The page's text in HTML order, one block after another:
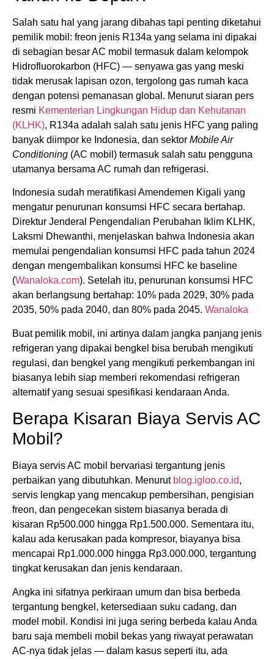
Salah satu hal yang jarang dibahas tapi penting diketahui
pemilik mobil: freon jenis R134a yang selama ini dipakai
di sebagian besar AC mobil termasuk dalam kelompok
Hidrofluorokarbon (HFC) — senyawa gas yang meski
tidak merusak lapisan ozon, tergolong gas rumah kaca
dengan potensi pemanasan global. Menurut siaran pers
resmi Kementerian Lingkungan Hidup dan Kehutanan
(KLHK), R134a adalah salah satu jenis HFC yang paling
banyak diimpor ke Indonesia, dan sektor Mobile Air
Conditioning (AC mobil) termasuk salah satu pengguna
utamanya bersama AC rumah dan refrigerasi.
Indonesia sudah meratifikasi Amendemen Kigali yang
mengatur penurunan konsumsi HFC secara bertahap.
Direktur Jenderal Pengendalian Perubahan Iklim KLHK,
Laksmi Dhewanthi, menjelaskan bahwa Indonesia akan
memulai pengendalian konsumsi HFC pada tahun 2024
dengan mengembalikan konsumsi HFC ke baseline
(Wanaloka.com). Setelah itu, penurunan konsumsi HFC
akan berlangsung bertahap: 10% pada 2029, 30% pada
2035, 50% pada 2040, dan 80% pada 2045. Wanaloka
Buat pemilik mobil, ini artinya dalam jangka panjang jenis
refrigeran yang dipakai bengkel bisa berubah mengikuti
regulasi, dan bengkel yang mengikuti perkembangan ini
biasanya lebih siap memberi rekomendasi refrigeran
alternatif yang sesuai spesifikasi kendaraan Anda.
Berapa Kisaran Biaya Servis AC
Mobil?
Biaya servis AC mobil bervariasi tergantung jenis
perbaikan yang dibutuhkan. Menurut blog.igloo.co.id,
servis lengkap yang mencakup pembersihan, pengisian
freon, dan pengecekan sistem biasanya berada di
kisaran Rp500.000 hingga Rp1.500.000. Sementara itu,
kalau ada kerusakan pada kompresor, biayanya bisa
mencapai Rp1.000.000 hingga Rp3.000.000, tergantung
tingkat kerusakan dan jenis kendaraan.
Angka ini sifatnya perkiraan umum dan bisa berbeda
tergantung bengkel, ketersediaan suku cadang, dan
model mobil. Kondisi ini juga sering berbeda kalau Anda
baru saja membeli mobil bekas yang riwayat perawatan
AC-nya tidak jelas — dalam kasus seperti itu, ada